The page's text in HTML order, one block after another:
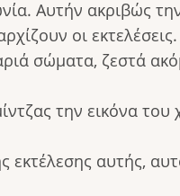
Αυτήν ακριβώς
οι
σώματα, ζεστά
την εικόνα
εκτέλεσης αυτής,